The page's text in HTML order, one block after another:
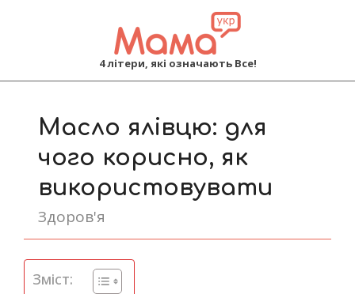
4 літери, які означають Все!
Масло ялівцю: для
чого корисно, як
використовувати
Здоров'я
Зміст: